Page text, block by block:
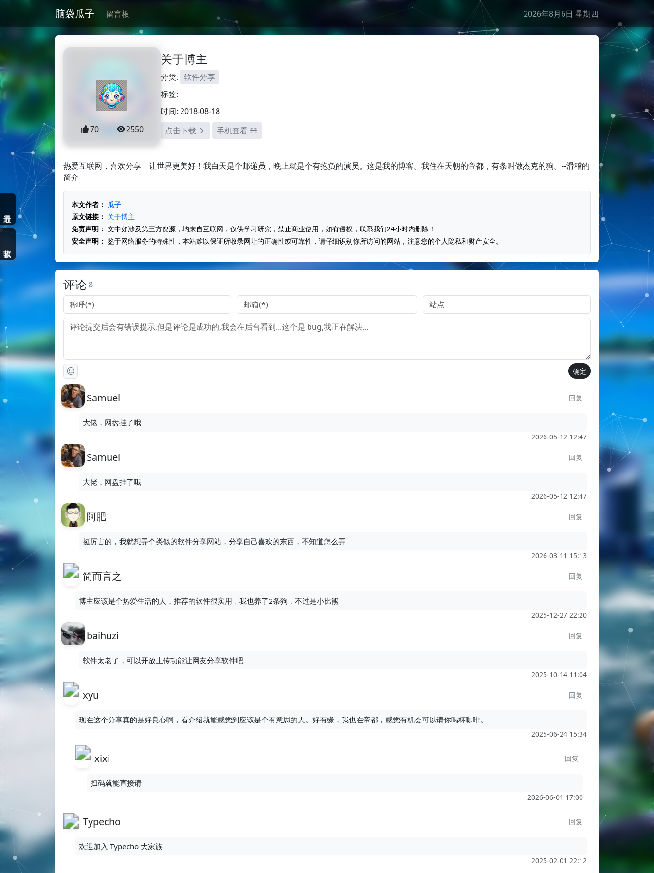
脑袋瓜子 留言板 2026年8月6日 星期四
70
2550
关于博主
分类: 软件分享
标签:
时间: 2018-08-18
点击下载
手机查看
热爱互联网，喜欢分享，让世界更美好！我白天是个邮递员，晚上就是个有抱负的演员。这是我的博客。我住在天朝的帝都，有条叫做杰克的狗。--滑稽的
简介
本文作者： 瓜子
原文链接： 关于博主
免责声明： 文中如涉及第三方资源，均来自互联网，仅供学习研究，禁止商业使用，如有侵权，联系我们24小时内删除！
安全声明： 鉴于网络服务的特殊性，本站难以保证所收录网址的正确性或可靠性，请仔细识别你所访问的网站，注意您的个人隐私和财产安全。
评论 8
Samuel 回复
大佬，网盘挂了哦
2026-05-12 12:47
Samuel 回复
大佬，网盘挂了哦
2026-05-12 12:47
阿肥 回复
挺厉害的，我就想弄个类似的软件分享网站，分享自己喜欢的东西，不知道怎么弄
2026-03-11 15:13
简而言之 回复
博主应该是个热爱生活的人，推荐的软件很实用，我也养了2条狗，不过是小比熊
2025-12-27 22:20
baihuzi 回复
软件太老了，可以开放上传功能让网友分享软件吧
2025-10-14 11:04
xyu 回复
现在这个分享真的是好良心啊，看介绍就能感觉到应该是个有意思的人。好有缘，我也在帝都，感觉有机会可以请你喝杯咖啡。
2025-06-24 15:34
xixi 回复
扫码就能直接请
2026-06-01 17:00
Typecho 回复
欢迎加入 Typecho 大家族
2025-02-01 22:12